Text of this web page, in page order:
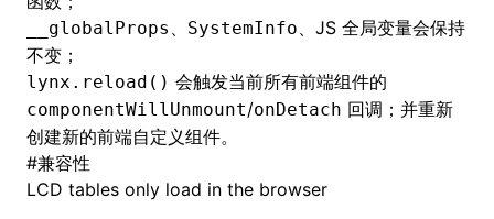
__globalProps 、 SystemInfo、JS 全局变量会保持
不变；
lynx.reload() 会触发当前所有前端组件的
componentWillUnmount/onDetach 回调；并重新
创建新的前端自定义组件。
#兼容性
LCD tables only load in the browser